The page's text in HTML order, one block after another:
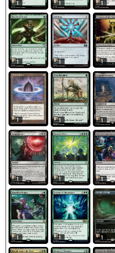
1 1 1
1 1 1
1 1 1
1 1 1
1 1 1